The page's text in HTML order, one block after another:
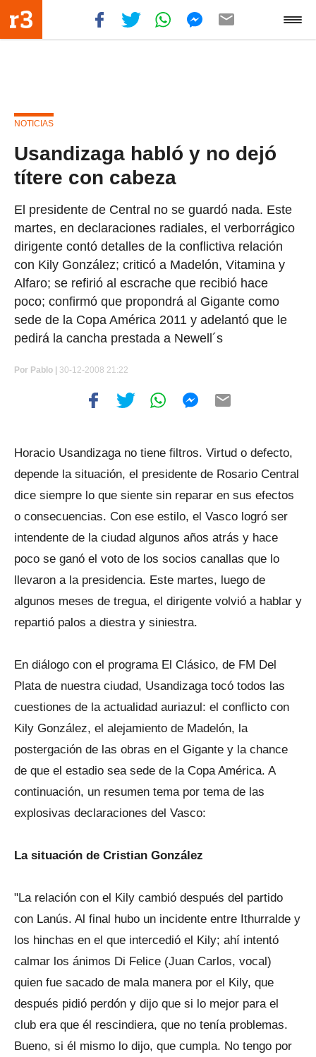
NOTICIAS
Usandizaga habló y no dejó
títere con cabeza
El presidente de Central no se guardó nada. Este
martes, en declaraciones radiales, el verborrágico
dirigente contó detalles de la conflictiva relación
con Kily González; criticó a Madelón, Vitamina y
Alfaro; se refirió al escrache que recibió hace
poco; confirmó que propondrá al Gigante como
sede de la Copa América 2011 y adelantó que le
pedirá la cancha prestada a Newell´s
Por Pablo | 30-12-2008 21:22
Horacio Usandizaga no tiene filtros. Virtud o defecto,
depende la situación, el presidente de Rosario Central
dice siempre lo que siente sin reparar en sus efectos
o consecuencias. Con ese estilo, el Vasco logró ser
intendente de la ciudad algunos años atrás y hace
poco se ganó el voto de los socios canallas que lo
llevaron a la presidencia. Este martes, luego de
algunos meses de tregua, el dirigente volvió a hablar y
repartió palos a diestra y siniestra.
En diálogo con el programa El Clásico, de FM Del
Plata de nuestra ciudad, Usandizaga tocó todos las
cuestiones de la actualidad auriazul: el conflicto con
Kily González, el alejamiento de Madelón, la
postergación de las obras en el Gigante y la chance
de que el estadio sea sede de la Copa América. A
continuación, un resumen tema por tema de las
explosivas declaraciones del Vasco:
La situación de Cristian González
"La relación con el Kily cambió después del partido
con Lanús. Al final hubo un incidente entre Ithurralde y
los hinchas en el que intercedió el Kily; ahí intentó
calmar los ánimos Di Felice (Juan Carlos, vocal)
quien fue sacado de mala manera por el Kily, que
después pidió perdón y dijo que si lo mejor para el
club era que él rescindiera, que no tenía problemas.
Bueno, si él mismo lo dijo, que cumpla. No tengo por